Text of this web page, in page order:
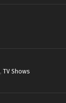
, TV Shows